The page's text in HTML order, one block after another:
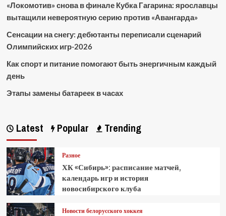
«Локомотив» снова в финале Кубка Гагарина: ярославцы
вытащили невероятную серию против «Авангарда»
Сенсации на снегу: дебютанты переписали сценарий
Олимпийских игр-2026
Как спорт и питание помогают быть энергичным каждый
день
Этапы замены батареек в часах
Latest Popular Trending
Разное
ХК «Сибирь»: расписание матчей,
календарь игр и история
новосибирского клуба
Новости белорусского хоккея